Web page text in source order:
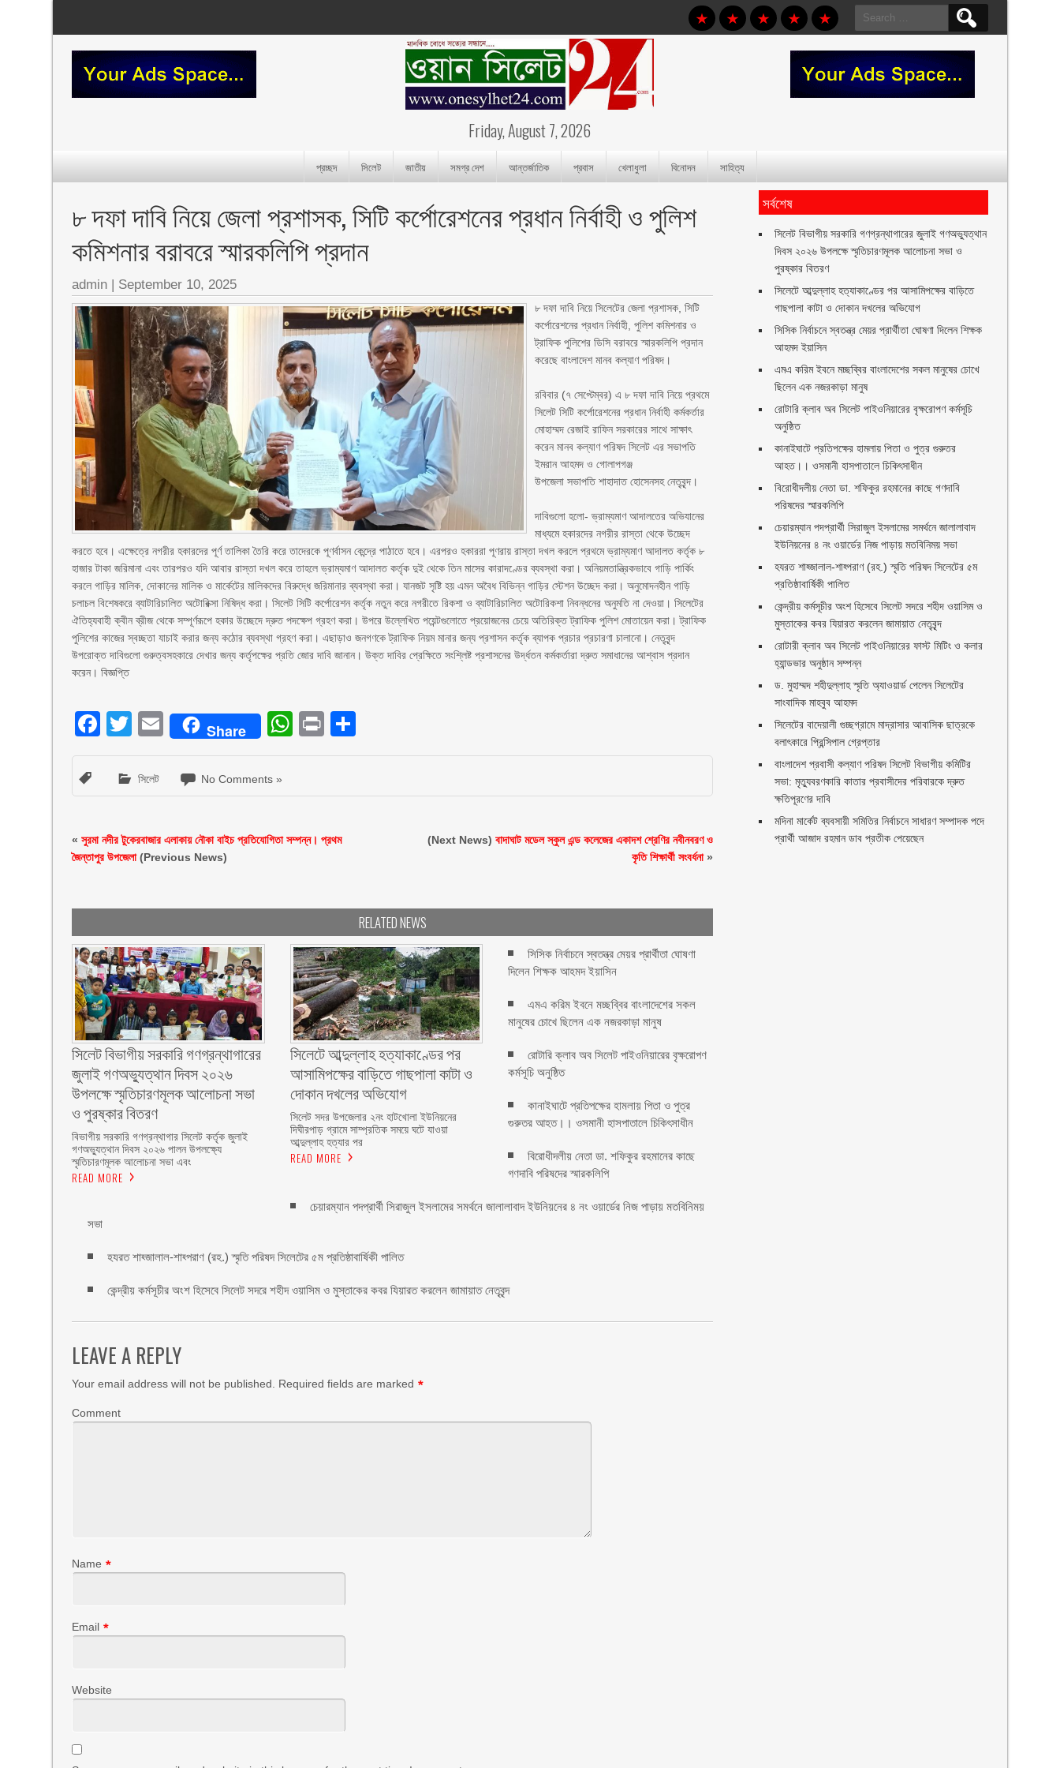
Search
for:
Friday, August 7, 2026
প্রচ্ছদ সিলেট জাতীয় সমগ্র দেশ আন্তর্জাতিক প্রবাস খেলাধুলা বিনোদন সাহিত্য
৮ দফা দাবি নিয়ে জেলা প্রশাসক, সিটি কর্পোরেশনের প্রধান নির্বাহী ও পুলিশ
কমিশনার বরাবরে স্মারকলিপি প্রদান ‎ ‎
admin | September 10, 2025
৮ দফা দাবি নিয়ে সিলেটের জেলা প্রশাসক, সিটি
কর্পোরেশনের প্রধান নির্বাহী, পুলিশ কমিশনার ও
ট্রাফিক পুলিশের ডিসি বরাবরে স্মারকলিপি প্রদান
করেছে বাংলাদেশ মানব কল্যাণ পরিষদ।
‎রবিবার (৭ সেপ্টেম্বর) এ ৮ দফা দাবি নিয়ে প্রথমে
সিলেট সিটি কর্পোরেশনের প্রধান নির্বাহী কর্মকর্তার
মোহাম্মদ রেজাই রাফিন সরকারের সাথে সাক্ষাৎ
করেন মানব কল্যাণ পরিষদ সিলেট এর সভাপতি
ইমরান আহমদ ও গোলাপগঞ্জ
‎উপজেলা সভাপতি শাহাদাত হোসেনসহ নেতৃবৃন্দ।
‎দাবিগুলো হলো- ভ্রাম্যমাণ আদালতের অভিযানের
মাধ্যমে হকারদের নগরীর রাস্তা থেকে উচ্ছেদ
করতে হবে। এক্ষেত্রে নগরীর হকারদের পূর্ণ তালিকা তৈরি করে তাদেরকে পূণর্বাসন কেন্দ্রে পাঠাতে হবে। এরপরও হকাররা পূণরায় রাস্তা দখল করলে প্রথমে ভ্রাম্যমাণ আদালত কর্তৃক ৮
হাজার টাকা জরিমানা এবং তারপরও যদি আবার রাস্তা দখল করে তাহলে ভ্রাম্যমাণ আদালত কর্তৃক দুই থেকে তিন মাসের কারাদণ্ডের ব্যবস্থা করা। অনিয়মতান্ত্রিকভাবে গাড়ি পার্কিং
করলে গাড়ির মালিক, দোকানের মালিক ও মার্কেটের মালিকদের বিরুদ্ধে জরিমানার ব্যবস্থা করা। যানজট সৃষ্টি হয় এমন অবৈধ বিভিন্ন গাড়ির স্টেশন উচ্ছেদ করা। অনুমোদনহীন গাড়ি
চলাচল বিশেষকরে ব্যাটারিচালিত অটোরিক্সা নিষিদ্ধ করা। সিলেট সিটি কর্পোরেশন কর্তৃক নতুন করে নগরীতে রিকশা ও ব্যাটারিচালিত অটোরিকশা নিবন্ধনের অনুমতি না দেওয়া। সিলেটের
ঐতিহ্যবাহী ক্বীন ব্রীজ থেকে সম্পূর্ণরূপে হকার উচ্ছেদে দ্রুত পদক্ষেপ গ্রহণ করা। উপরে উল্লেখিত পয়েন্টগুলোতে প্রয়োজনের চেয়ে অতিরিক্ত ট্রাফিক পুলিশ মোতায়েন করা। ট্রাফিক
পুলিশের কাজের স্বচ্ছতা যাচাই করার জন্য কঠোর ব্যবস্থা গ্রহণ করা। এছাড়াও জনগণকে ট্রাফিক নিয়ম মানার জন্য প্রশাসন কর্তৃক ব্যাপক প্রচার প্রচারণা চালানো। নেতৃবৃন্দ
উপরোক্ত দাবিগুলো গুরুত্বসহকারে দেখার জন্য কর্তৃপক্ষের প্রতি জোর দাবি জানান। উক্ত দাবির প্রেক্ষিতে সংশ্লিষ্ট প্রশাসনের উর্দ্ধতন কর্মকর্তারা দ্রুত সমাধানের আশ্বাস প্রদান
করেন। বিজ্ঞপ্তি
Facebook
Twitter
EmailShare WhatsApp
Print
সিলেট No Comments »
«সুরমা নদীর টুকেরবাজার এলাকায় নৌকা বাইচ প্রতিযোগিতা সম্পন্ন। প্রথম
জৈন্তাপুর উপজেলা(Previous News)
(Next News)বাদাঘাট মডেল স্কুল এন্ড কলেজের একাদশ শ্রেণির নবীনবরণ ও
কৃতি শিক্ষার্থী সংবর্ধনা»
RELATED NEWS
সিলেট বিভাগীয় সরকারি গণগ্রন্থাগারের
জুলাই গণঅভ্যুত্থান দিবস ২০২৬
উপলক্ষে স্মৃতিচারণমূলক আলোচনা সভা
ও পুরষ্কার বিতরণ ‎ ‎
বিভাগীয় সরকারি গণগ্রন্থাগার সিলেট কর্তৃক জুলাই
গণঅভ্যুত্থান দিবস ২০২৬ পালন উপলক্ষ্যে
স্মৃতিচারণমূলক আলোচনা সভা এবং
READ MORE
সিলেটে আব্দুল্লাহ হত্যাকাণ্ডের পর
আসামিপক্ষের বাড়িতে গাছপালা কাটা ও
দোকান দখলের অভিযোগ
সিলেট সদর উপজেলার ২নং হাটখোলা ইউনিয়নের
দিঘীরপাড় গ্রামে সাম্প্রতিক সময়ে ঘটে যাওয়া
আব্দুল্লাহ হত্যার পর
READ MORE
সিসিক নির্বাচনে স্বতন্ত্র মেয়র প্রার্থীতা ঘোষণা
দিলেন শিক্ষক আহমদ ইয়াসিন
এমএ করিম ইবনে মচ্ছব্বির বাংলাদেশের সকল
মানুষের চোখে ছিলেন এক নজরকাড়া মানুষ ‎
রোটারি ক্লাব অব সিলেট পাইওনিয়ারের বৃক্ষরোপণ
কর্মসূচি অনুষ্ঠিত
কানাইঘাটে প্রতিপক্ষের হামলায় পিতা ও পুত্র
গুরুতর আহত।। ওসমানী হাসপাতালে চিকিৎসাধীন
বিরোধীদলীয় নেতা ডা. শফিকুর রহমানের কাছে
গণদাবি পরিষদের স্মারকলিপি ‎
চেয়ারম্যান পদপ্রার্থী সিরাজুল ইসলামের সমর্থনে জালালাবাদ ইউনিয়নের ৪ নং ওয়ার্ডের নিজ পাড়ায় মতবিনিময়
সভা
হযরত শাহ্জালাল-শাহ্পরাণ (রহ.) স্মৃতি পরিষদ সিলেটের ৫ম প্রতিষ্ঠাবার্ষিকী পালিত ‎​
কেন্দ্রীয় কর্মসূচীর অংশ হিসেবে সিলেট সদরে শহীদ ওয়াসিম ও মুস্তাকের কবর যিয়ারত করলেন জামায়াত নেতৃবৃন্দ ‎
LEAVE A REPLY
Your email address will not be published. Required fields are marked *
Comment
Name *
Email *
Website
সর্বশেষ
সিলেট বিভাগীয় সরকারি গণগ্রন্থাগারের জুলাই গণঅভ্যুত্থান
দিবস ২০২৬ উপলক্ষে স্মৃতিচারণমূলক আলোচনা সভা ও
পুরষ্কার বিতরণ ‎ ‎
সিলেটে আব্দুল্লাহ হত্যাকাণ্ডের পর আসামিপক্ষের বাড়িতে
গাছপালা কাটা ও দোকান দখলের অভিযোগ
সিসিক নির্বাচনে স্বতন্ত্র মেয়র প্রার্থীতা ঘোষণা দিলেন শিক্ষক
আহমদ ইয়াসিন
এমএ করিম ইবনে মচ্ছব্বির বাংলাদেশের সকল মানুষের চোখে
ছিলেন এক নজরকাড়া মানুষ ‎
রোটারি ক্লাব অব সিলেট পাইওনিয়ারের বৃক্ষরোপণ কর্মসূচি
অনুষ্ঠিত
কানাইঘাটে প্রতিপক্ষের হামলায় পিতা ও পুত্র গুরুতর
আহত।। ওসমানী হাসপাতালে চিকিৎসাধীন
বিরোধীদলীয় নেতা ডা. শফিকুর রহমানের কাছে গণদাবি
পরিষদের স্মারকলিপি ‎
চেয়ারম্যান পদপ্রার্থী সিরাজুল ইসলামের সমর্থনে জালালাবাদ
ইউনিয়নের ৪ নং ওয়ার্ডের নিজ পাড়ায় মতবিনিময় সভা
হযরত শাহ্জালাল-শাহ্পরাণ (রহ.) স্মৃতি পরিষদ সিলেটের ৫ম
প্রতিষ্ঠাবার্ষিকী পালিত ‎​
কেন্দ্রীয় কর্মসূচীর অংশ হিসেবে সিলেট সদরে শহীদ ওয়াসিম ও
মুস্তাকের কবর যিয়ারত করলেন জামায়াত নেতৃবৃন্দ ‎
রোটারী ক্লাব অব সিলেট পাইওনিয়ারের ফাস্ট মিটিং ও কলার
হ্যান্ডভার অনুষ্ঠান সম্পন্ন
ড. মুহাম্মদ শহীদুল্লাহ স্মৃতি অ্যাওয়ার্ড পেলেন সিলেটের
সাংবাদিক মাহবুব আহমদ
সিলেটের বাদেয়ালী গুচ্ছগ্রামে মাদ্রাসার আবাসিক ছাত্রকে
বলাৎকারে প্রিন্সিপাল গ্রেপ্তার ‎
বাংলাদেশ প্রবাসী কল্যাণ পরিষদ সিলেট বিভাগীয় কমিটির
সভা: মৃত্যুবরণকারি কাতার প্রবাসীদের পরিবারকে দ্রুত
ক্ষতিপূরণের দাবি
মদিনা মার্কেট ব্যবসায়ী সমিতির নির্বাচনে সাধারণ সম্পাদক পদে
প্রার্থী আজাদ রহমান ডাব প্রতীক পেয়েছেন ‎